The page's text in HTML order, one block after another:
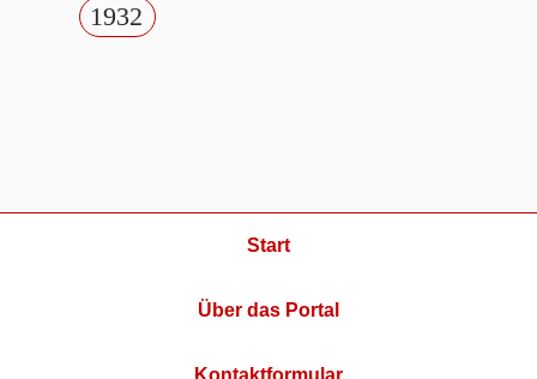
1932
Start
Über das Portal
Kontaktformular